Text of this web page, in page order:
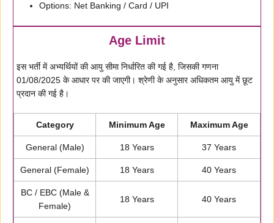
Options: Net Banking / Card / UPI
Age Limit
इस भर्ती में अभ्यर्थियों की आयु सीमा निर्धारित की गई है, जिसकी गणना
01/08/2025 के आधार पर की जाएगी। श्रेणी के अनुसार अधिकतम आयु में छूट
प्रदान की गई है।
Category Minimum Age Maximum Age
General (Male) 18 Years 37 Years
General (Female) 18 Years 40 Years
BC / EBC (Male &
Female)
18 Years 40 Years